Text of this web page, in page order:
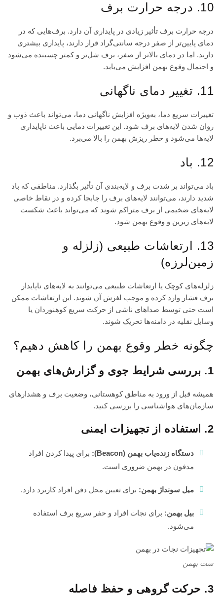
10. درجه حرارت برف
درجه حرارت برف تأثیر زیادی در پایداری آن دارد. برف‌هایی که در
دمای پایین‌تر از صفر درجه سانتی‌گراد قرار دارند، پایداری بیشتری
دارند. اما در دمای بالاتر از صفر، برف شل‌تر و کمتر چسبنده می‌شود
و احتمال وقوع بهمن افزایش می‌یابد.
11. تغییر دمای ناگهانی
تغییرات سریع دما، به‌ویژه افزایش ناگهانی دما، می‌تواند باعث ذوب و
روان شدن لایه‌های برف شود. این تغییرات دمایی باعث ناپایداری
لایه‌ها می‌شود و خطر ریزش بهمن را بالا می‌برد.
12. باد
باد می‌تواند بر شدت برف و لایه‌بندی آن تأثیر بگذارد. مناطقی که باد
شدید دارند، می‌توانند لایه‌های برف را جابجا کرده و در نقاط خاصی
لایه‌های ضخیمی از برف متراکم شوند که می‌تواند باعث شکست
لایه‌های زیرین و وقوع بهمن شود.
13. ارتعاشات طبیعی (زلزله و
زمین‌لرزه)
زلزله‌های کوچک یا ارتعاشات طبیعی می‌توانند به لایه‌های ناپایدار
برف فشار وارد کرده و موجب لغزش آن شوند. این ارتعاشات ممکن
است حتی توسط صداهای ناشی از حرکت سریع کوهنوردان یا
وسایل نقلیه در دامنه‌ها تحریک شوند.
چگونه خطر وقوع بهمن را کاهش دهیم؟
1. بررسی شرایط جوی و گزارش‌های بهمن
همیشه قبل از ورود به مناطق کوهستانی، وضعیت برف و هشدارهای
سازمان‌های هواشناسی را بررسی کنید.
2. استفاده از تجهیزات ایمنی
دستگاه زنده‌یاب بهمن (Beacon):
برای پیدا کردن افراد
مدفون در بهمن ضروری است.
میل سونداژ بهمن: برای تعیین محل دفن افراد کاربرد دارد.
بیل بهمن: برای نجات افراد و حفر سریع برف استفاده
می‌شود.
ست بهمن
3. حرکت گروهی و حفظ فاصله